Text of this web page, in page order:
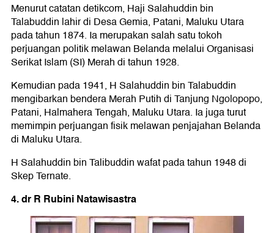
Menurut catatan detikcom, Haji Salahuddin bin
Talabuddin lahir di Desa Gemia, Patani, Maluku Utara
pada tahun 1874. Ia merupakan salah satu tokoh
perjuangan politik melawan Belanda melalui Organisasi
Serikat Islam (SI) Merah di tahun 1928.
Kemudian pada 1941, H Salahuddin bin Talabuddin
mengibarkan bendera Merah Putih di Tanjung Ngolopopo,
Patani, Halmahera Tengah, Maluku Utara. Ia juga turut
memimpin perjuangan fisik melawan penjajahan Belanda
di Maluku Utara.
H Salahuddin bin Talibuddin wafat pada tahun 1948 di
Skep Ternate.
4. dr R Rubini Natawisastra